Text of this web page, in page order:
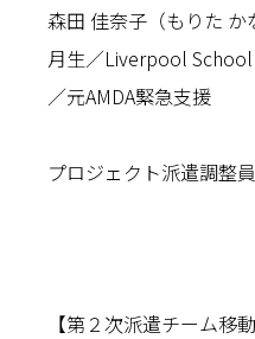
森田 佳奈子（もりた
月生／Liverpool
／元AMDA緊急支援
プロジェクト派遣調整員
【第２次派遣チーム移